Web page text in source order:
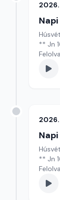
2026.
** Jn
2026.
** Jn